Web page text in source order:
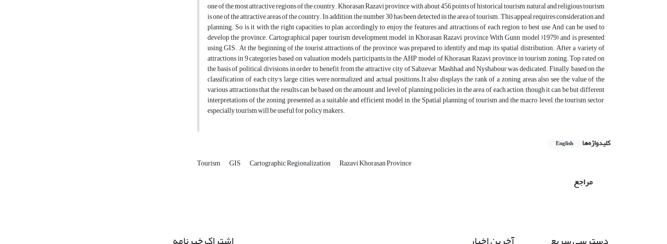
one of the most attractive regions of the country. Khorasan Razavi province with about 456 points of historical tourism, natural and religious tourism
is one of the attractive areas of the country. In addition, the number 30 has been detected in the area of tourism. This appeal requires consideration and
planning. So is it with the right capacities to plan accordingly to enjoy the features and attractions of each region to best use And can be used to
develop the province. Cartographical paper tourism development model in Khorasan Razavi province With Gunn model )1979) and is presented
using GIS. At the beginning of the tourist attractions of the province was prepared to identify and map its spatial distribution. After a variety of
attractions in 9 categories based on valuation models, participants in the AHP model of Khorasan Razavi province in tourism zoning. Top rated on
the basis of political divisions in order to benefit from the attractive city of Sabzevar, Mashhad and Nyshabour was dedicated. Finally, based on the
classification of each city's large cities were normalized and actual positions.It also displays the rank of a zoning areas also see the value of the
various attractions that the results can be based on the amount and level of planning policies in the area of each action, though it can be but different
interpretations of the zoning presented as a suitable and efficient model in the Spatial planning of tourism and the macro level, the tourism sector,
especially tourism will be useful for policy makers.
کلیدواژه‌ها English
Tourism GIS Cartographic Regionalization Razavi Khorasan Province
مراجع